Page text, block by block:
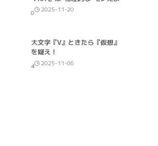
0 2025-11-20
大文字『V』ときたら『仮想』
を疑え！
4 2025-11-06